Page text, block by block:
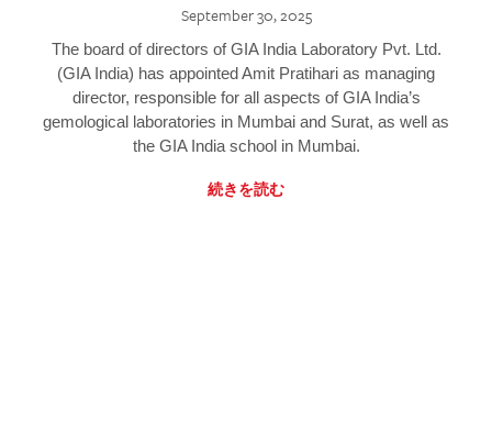
September 30, 2025
The board of directors of GIA India Laboratory Pvt. Ltd.
(GIA India) has appointed Amit Pratihari as managing
director, responsible for all aspects of GIA India’s
gemological laboratories in Mumbai and Surat, as well as
the GIA India school in Mumbai.
続きを読む